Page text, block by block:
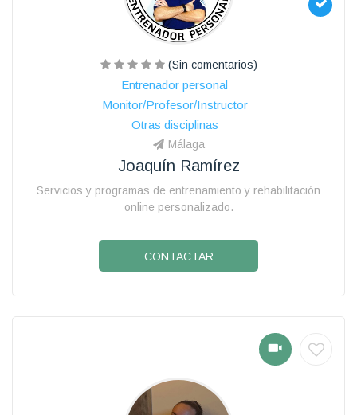
(Sin comentarios)
Entrenador personal
Monitor/Profesor/Instructor
Otras disciplinas
Málaga
Joaquín Ramírez
Servicios y programas de entrenamiento y rehabilitación
online personalizado.
CONTACTAR